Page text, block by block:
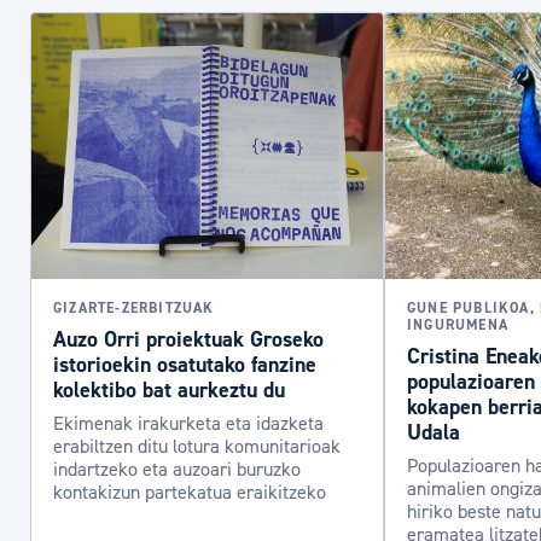
GIZARTE-ZERBITZUAK
Auzo Orri proiektuak Groseko
istorioekin osatutako fanzine
kolektibo bat aurkeztu du
Ekimenak irakurketa eta idazketa
erabiltzen ditu lotura komunitarioak
indartzeko eta auzoari buruzko
kontakizun partekatua eraikitzeko
GUNE
INGURUMENA
Cristina
kokapen
Udala
Populazioaren
animalien
hiriko beste
eramatea